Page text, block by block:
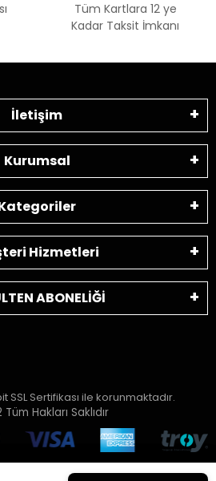
Tüm Kartlara 12 ye
Kadar Taksit İmkanı
İletişim
Kurumsal
Hizmetleri
ABONELİĞİ
SSL Sertifikası ile korunmaktadır.
Tüm Hakları Saklıdır